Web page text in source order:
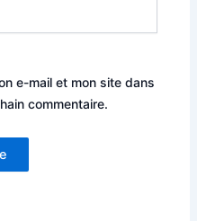
e-mail et mon site dans
commentaire.